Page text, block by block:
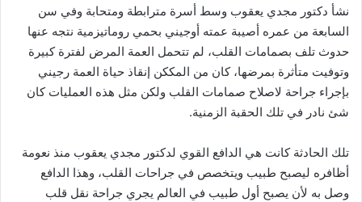
نشأ دكتور مجدي يعقوب وسط أسرة مترابطة ومتحابة وفي سن
السابعة من عمره أصيبة عمته أوجيني بحمي روماتيزمية نتجه عنها
حدوث تلف بصمامات القلب، لم تتحمل العمة المرض لفترة كبيرة
وتوفيت متأثرة بمرضها، كان من المككن إنقاذ حياة العمة رجيني
بإجراء جراحة لاصلاح صمامات القلب ولكن مثل هذه العمليات كان
شئ نادر في تلك الحقبة الزمنية.
تلك الحادثة كانت هي الدافع القوي لدكتور مجدي يعقوب منذ نعومة
أظافره ليصبح طبيب ويتخصص في جراحات القلب، وهذا الدافع
وصل به لأن يصبح أول طبيب في العالم يجري جراحة نقل قلب